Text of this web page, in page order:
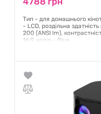
Тип - для домашнього
- LCD, роздільна
200 (ANSI lm),
16:9, колір - Blue